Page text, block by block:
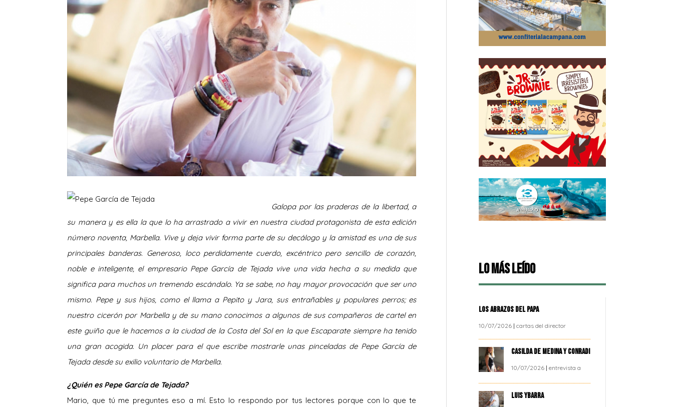
Galopa por las praderas de la libertad, a
su manera y es ella la que lo ha arrastrado a vivir en nuestra ciudad protagonista de esta edición
número noventa, Marbella. Vive y deja vivir forma parte de su decálogo y la amistad es una de sus
principales banderas. Generoso, loco perdidamente cuerdo, excéntrico pero sencillo de corazón,
noble e inteligente, el empresario Pepe García de Tejada vive una vida hecha a su medida que
significa para muchos un tremendo escándalo. Ya se sabe, no hay mayor provocación que ser uno
mismo. Pepe y sus hijos, como el llama a Pepito y Jara, sus entrañables y populares perros; es
nuestro cicerón por Marbella y de su mano conocimos a algunos de sus compañeros de cartel en
este guiño que le hacemos a la ciudad de la Costa del Sol en la que Escaparate siempre ha tenido
una gran acogida. Un placer para el que escribe mostrarle unas pinceladas de Pepe García de
Tejada desde su exilio voluntario de Marbella.
¿Quién es Pepe García de Tejada?
Mario, que tú me preguntes eso a mí. Esto lo respondo por tus lectores porque con lo que te
Lo más leído
LOS ABRAZOS DEL PAPA
10/07/2026 |cartas del director
CASILDA DE MEDINA Y CONRADI
10/07/2026 |entrevista a
LUIS YBARRA